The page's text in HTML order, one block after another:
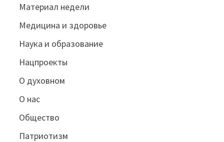
Материал недели
Медицина и здоровье
Наука и образование
Нацпроекты
О духовном
О нас
Общество
Патриотизм